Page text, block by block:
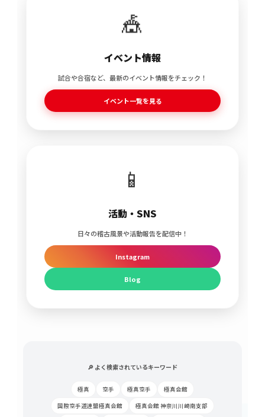
🎪
イベント情報
試合や合宿など、最新のイベント情報をチェック！
イベント一覧を見る
📱
活動・SNS
日々の稽古風景や活動報告を配信中！
Instagram
Blog
🔎 よく検索されているキーワード
極真 空手 極真空手
極真会館
国際空手道連盟極真会館
極真会館 神奈川川崎南支部